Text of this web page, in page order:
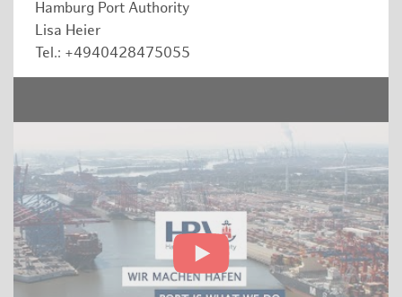
Hamburg Port Authority
Lisa Heier
Tel.: +4940428475055